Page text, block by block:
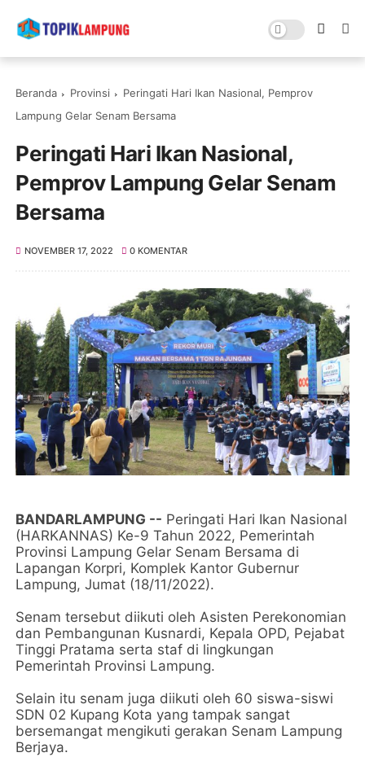
Beranda Provinsi
Peringati Hari Ikan Nasional, Pemprov
Lampung Gelar Senam Bersama
Peringati Hari Ikan Nasional,
Pemprov Lampung Gelar Senam
Bersama
NOVEMBER 17, 2022 0 KOMENTAR
BANDARLAMPUNG -- Peringati Hari Ikan Nasional
(HARKANNAS) Ke-9 Tahun 2022, Pemerintah
Provinsi Lampung Gelar Senam Bersama di
Lapangan Korpri, Komplek Kantor Gubernur
Lampung, Jumat (18/11/2022).
Senam tersebut diikuti oleh Asisten Perekonomian
dan Pembangunan Kusnardi, Kepala OPD, Pejabat
Tinggi Pratama serta staf di lingkungan
Pemerintah Provinsi Lampung.
Selain itu senam juga diikuti oleh 60 siswa-siswi
SDN 02 Kupang Kota yang tampak sangat
bersemangat mengikuti gerakan Senam Lampung
Berjaya.